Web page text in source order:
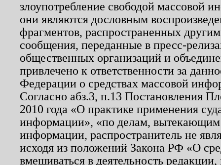
злоупотребление свободой массовой
они являются дословным
фрагментов, распространенных
сообщения, переданные в пресс-
общественных организаций и
привлечено к ответственности за
Федерации о средствах массовой
Согласно абз.3, п.13 Постановления
2010 года «О практике применения
информации», «по делам, вытекающим
информации, распространитель не
исходя из положений Закона РФ «О
вмешиваться в деятельность